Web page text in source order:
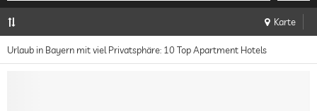
Karte
Urlaub in Bayern mit viel Privatsphäre: 10 Top Apartment Hotels